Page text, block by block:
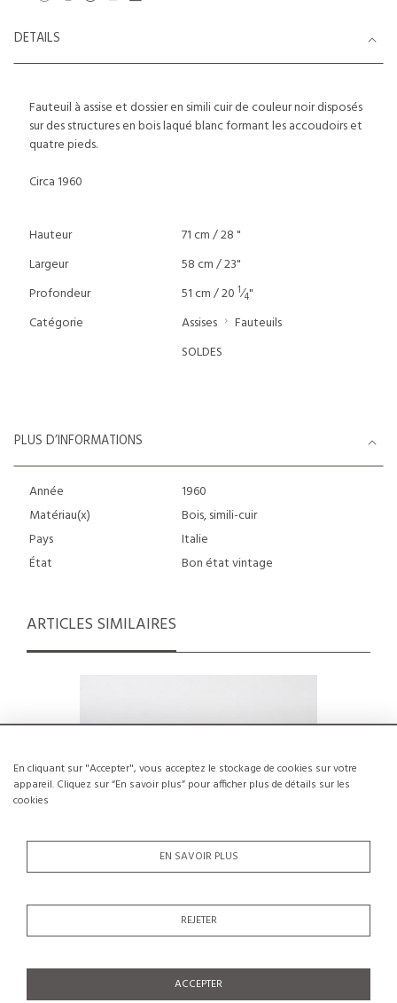
En cliquant sur "Accepter", vous acceptez le stockage de cookies sur votre
appareil. Cliquez sur “En savoir plus” pour afficher plus de détails sur les
cookies
EN SAVOIR PLUS
REJETER
ACCEPTER
DETAILS
Fauteuil à assise et dossier en simili cuir de couleur noir disposés
sur des structures en bois laqué blanc formant les accoudoirs et
quatre pieds.
Circa 1960
Hauteur
71 cm / 28 "
Largeur
58 cm / 23"
Profondeur
51 cm / 20 1⁄4"
Catégorie
Assises
Fauteuils
SOLDES
PLUS D’INFORMATIONS
Année
1960
Matériau(x)
Bois, simili-cuir
Pays
Italie
État
Bon état vintage
ARTICLES SIMILAIRES
Table multi-positions à système, circa
SOLDÉ €600